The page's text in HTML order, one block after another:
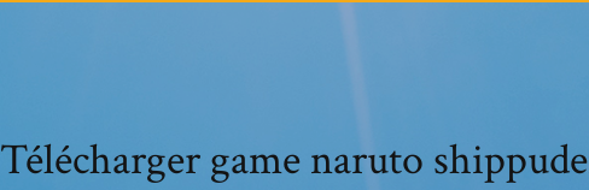
Télécharger game naruto